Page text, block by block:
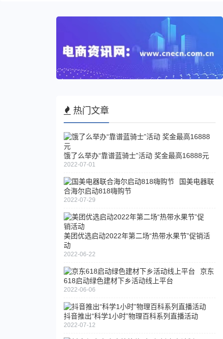
热门文章
饿了么举办“靠谱蓝骑士”活动 奖金最高16888元
2022-07-01
国美电器联
合海尔启动818嗨购节
2022-07-29
美团优选启动2022年第二场“热带水果节”促销活
动
2022-06-22
京东
618启动绿色建材下乡活动线上平台
2022-06-06
抖音推出“科学1小时”物理百科系列直播活动
2022-07-12